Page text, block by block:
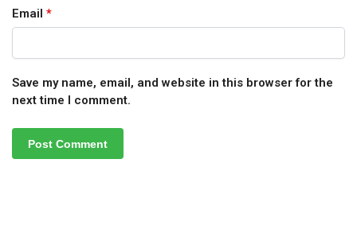
Email *
Save my name, email, and website in this browser for the
next time I comment.